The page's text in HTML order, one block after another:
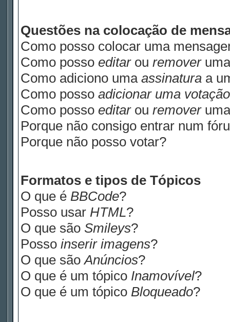
Questões na colocação de
Como posso colocar uma
Como posso editarou remover
Como adiciono uma assinatura a
Como posso adicionar uma votação
Como posso editarou remover
Porque não consigo entrar num
Porque não posso votar?
Formatos e tipos de Tópicos
O que é BBCode?
Posso usar HTML?
O que são Smileys?
Posso inserir imagens?
O que sãoAnúncios?
O que é um tópico Inamovível?
O que é um tópico Bloqueado?